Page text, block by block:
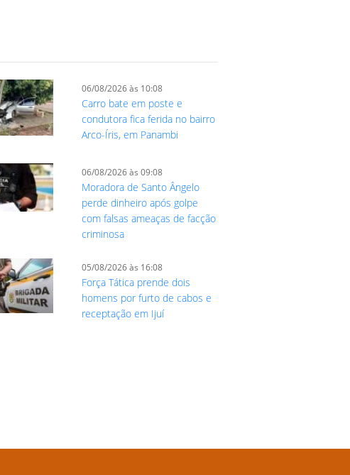
06/08/2026 às 10:08
Carro bate em poste e
condutora fica ferida no bairro
Arco-Íris, em Panambi
06/08/2026 às 09:08
Moradora de Santo Ângelo
perde dinheiro após golpe
com falsas ameaças de facção
criminosa
05/08/2026 às 16:08
Força Tática prende dois
homens por furto de cabos e
receptação em Ijuí